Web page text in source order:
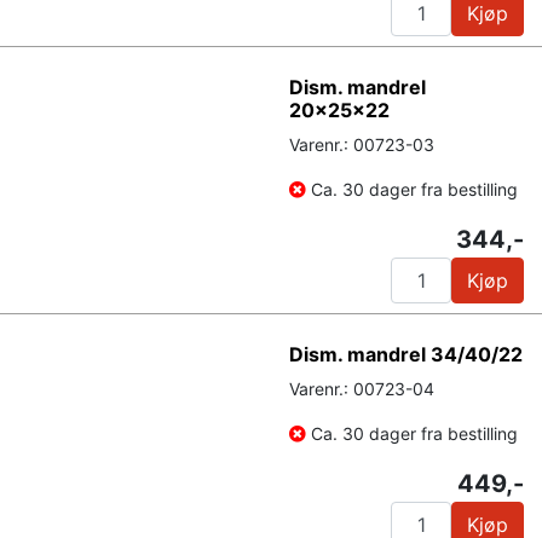
Kjøp
Dism. mandrel
20x25x22
Varenr.: 00723-03
Ca. 30 dager fra bestilling
344,-
Kjøp
Dism. mandrel 34/40/22
Varenr.: 00723-04
Ca. 30 dager fra bestilling
449,-
Kjøp